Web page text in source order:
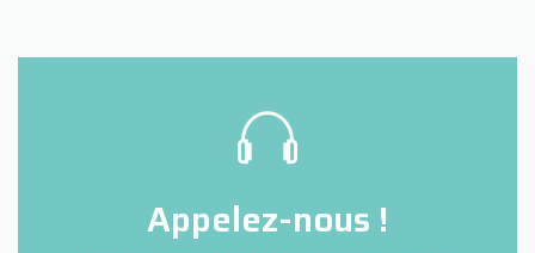
Appelez-nous !